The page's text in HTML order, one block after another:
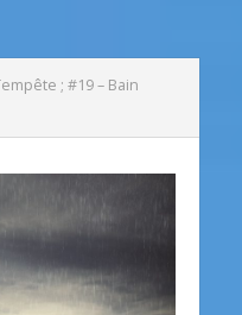
; #19 – Bain